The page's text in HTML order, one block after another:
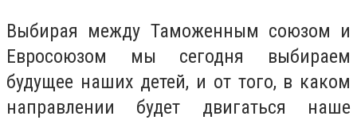
Выбирая между Таможенным союзом и
Евросоюзом мы сегодня выбираем
будущее наших детей, и от того, в каком
направлении будет двигаться наше